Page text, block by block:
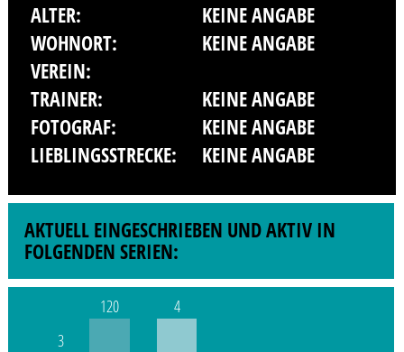
ALTER:
KEINE ANGABE
WOHNORT:
KEINE ANGABE
VEREIN:
TRAINER:
KEINE ANGABE
FOTOGRAF:
KEINE ANGABE
LIEBLINGSSTRECKE:
KEINE ANGABE
AKTUELL EINGESCHRIEBEN UND AKTIV IN
FOLGENDEN SERIEN:
3
120 4